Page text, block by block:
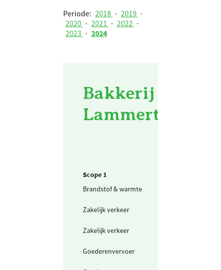
Periode: 2018 · 2019 ·
2020 · 2021 · 2022 ·
2023 · 2024
Bakkerij van de
Lammertinck -
Scope 1
Brandstof & warmte
Zakelijk verkeer
Zakelijk verkeer
Goederenvervoer